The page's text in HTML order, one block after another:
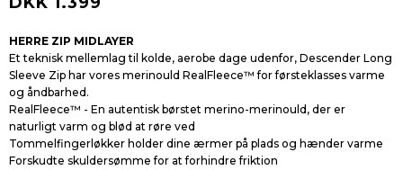
HERRE ZIP MIDLAYER
Et teknisk mellemlag til kolde, aerobe dage udenfor, Descender Long
Sleeve Zip har vores merinould RealFleece™ for førsteklasses varme
og åndbarhed.
RealFleece™ - En autentisk børstet merino-merinould, der er
naturligt varm og blød at røre ved
Tommelfingerløkker holder dine ærmer på plads og hænder varme
Forskudte skuldersømme for at forhindre friktion